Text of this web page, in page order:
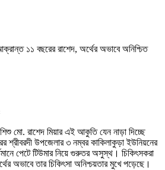
মো. রাশেদ মিয়ার এই আকুতি যেন নাড়া দিচ্ছে
শ্রীবরদী উপজেলার ৩ নম্বর কাকিলাকুড়া ইউনিয়নের
পেটে টিউমার নিয়ে গুরুতর অসুস্থ। চিকিৎসকরা
অভাবে তার চিকিৎসা অনিশ্চয়তার মুখে পড়েছে।